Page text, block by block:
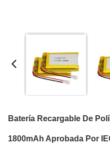
Batería Recargable De
1800mAh Aprobada Por